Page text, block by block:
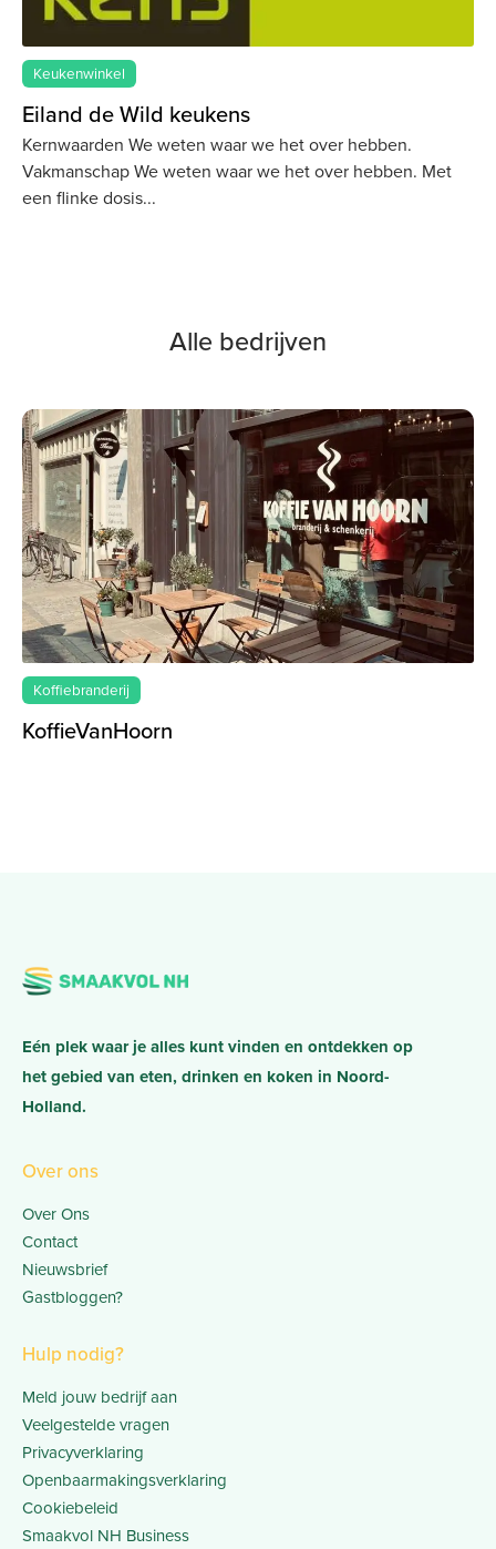
Keukenwinkel
Eiland de Wild keukens
Kernwaarden We weten waar we het over hebben.
Vakmanschap We weten waar we het over hebben. Met
een flinke dosis
Alle bedrijven
Koffiebranderij
KoffieVanHoorn
Eén plek waar je alles kunt vinden en ontdekken op
het gebied van eten, drinken en koken in Noord-
Holland.
Over ons
Over Ons
Contact
Nieuwsbrief
Gastbloggen?
Hulp nodig?
Meld jouw bedrijf aan
Veelgestelde vragen
Privacyverklaring
Openbaarmakingsverklaring
Cookiebeleid
Smaakvol NH Business